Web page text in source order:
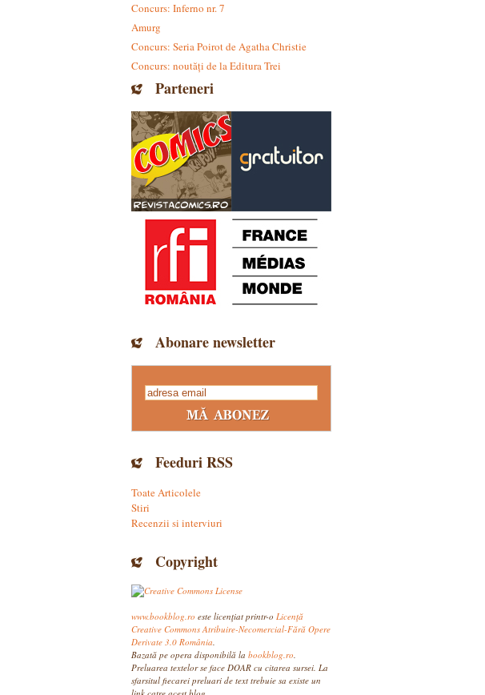
Concurs: Inferno nr. 7
Amurg
Concurs: Seria Poirot de Agatha Christie
Concurs: noutăți de la Editura Trei
Parteneri
Abonare newsletter
Feeduri RSS
Toate Articolele
Stiri
Recenzii si interviuri
Copyright
www.bookblog.ro este licenţiat printr-o Licenţă
Creative Commons Atribuire-Necomercial-Fără Opere
Derivate 3.0 România
Bazată pe opera disponibilă la bookblog.ro
Preluarea textelor se face DOAR cu citarea sursei. La
sfarsitul fiecarei preluari de text trebuie sa existe un